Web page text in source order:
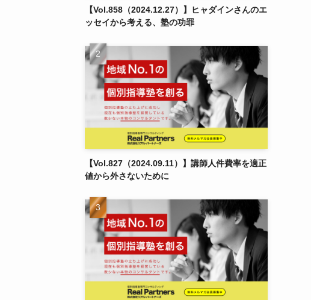
【Vol.858（2024.12.27）】ヒャダインさんのエ
ッセイから考える、塾の功罪
【Vol.827（2024.09.11）】講師人件費率を適正
値から外さないために